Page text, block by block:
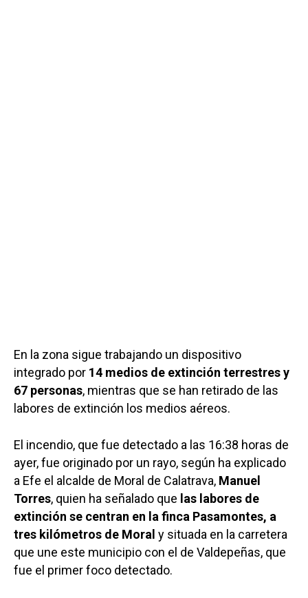
En la zona sigue trabajando un dispositivo
integrado por 14 medios de extinción terrestres y
67 personas, mientras que se han retirado de las
labores de extinción los medios aéreos.
El incendio, que fue detectado a las 16:38 horas de
ayer, fue originado por un rayo, según ha explicado
a Efe el alcalde de Moral de Calatrava, Manuel
Torres, quien ha señalado que las labores de
extinción se centran en la finca Pasamontes, a
tres kilómetros de Moral y situada en la carretera
que une este municipio con el de Valdepeñas, que
fue el primer foco detectado.